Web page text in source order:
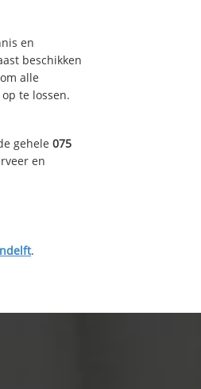
en
beschikken
alle
te lossen.
gehele 075
en
.